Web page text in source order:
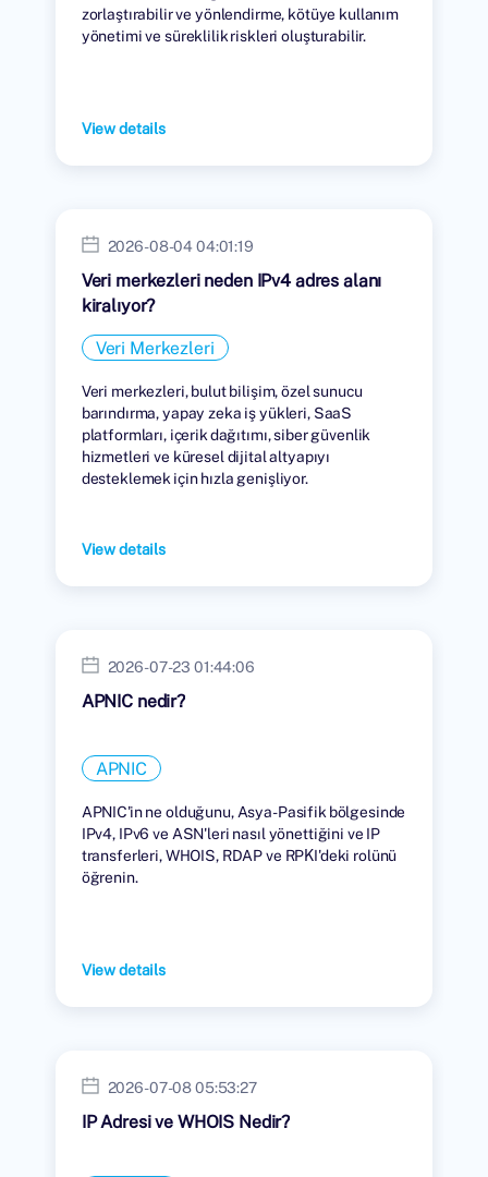
zorlaştırabilir ve yönlendirme, kötüye kullanım
yönetimi ve süreklilik riskleri oluşturabilir.
View details
2026-08-04 04:01:19
Veri merkezleri neden IPv4 adres alanı
kiralıyor?
Veri Merkezleri
Veri merkezleri, bulut bilişim, özel sunucu
barındırma, yapay zeka iş yükleri, SaaS
platformları, içerik dağıtımı, siber güvenlik
hizmetleri ve küresel dijital altyapıyı
desteklemek için hızla genişliyor.
View details
2026-07-23 01:44:06
APNIC nedir?
APNIC
APNIC'in ne olduğunu, Asya-Pasifik bölgesinde
IPv4, IPv6 ve ASN'leri nasıl yönettiğini ve IP
transferleri, WHOIS, RDAP ve RPKI'deki rolünü
öğrenin.
View details
2026-07-08 05:53:27
IP Adresi ve WHOIS Nedir?